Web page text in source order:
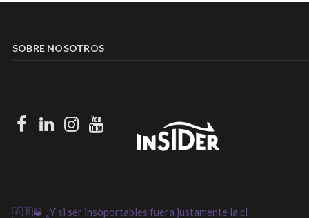
SOBRE NOSOTROS
Facebook
LinkedIn
Instagram
Youtube
🇦🇷🥃 ¿Y si ser insoportables fuera justamente la cl